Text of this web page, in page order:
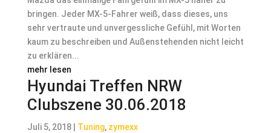
bringen. Jeder MX-5-Fahrer weiß, dass dieses, uns
sehr vertraute und unvergessliche Gefühl, mit Worten
kaum zu beschreiben und Außenstehenden nicht leicht
zu erklären...
mehr lesen
Hyundai Treffen NRW
Clubszene 30.06.2018
Juli 5, 2018| Tuning, zymexx